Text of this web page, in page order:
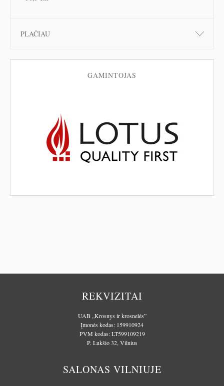
PLAČIAU
GAMINTOJAS
REKVIZITAI
UAB „Krosnys ir krosnelės”
Įmonės kodas: 159910924
PVM kodas: LT599109219
P. Lukšio 32, Vilnius
SALONAS VILNIUJE